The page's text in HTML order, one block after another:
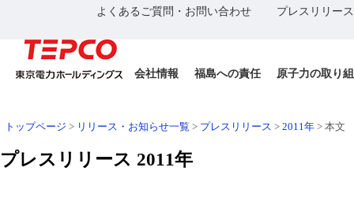
よくあるご質問・お問い合わせ プレスリリー
会社情報 福島への責任 原子力の取り
トップページ > リリース・お知らせ一覧 > プレスリリース > 2011年 > 本文
プレスリリース 2011年